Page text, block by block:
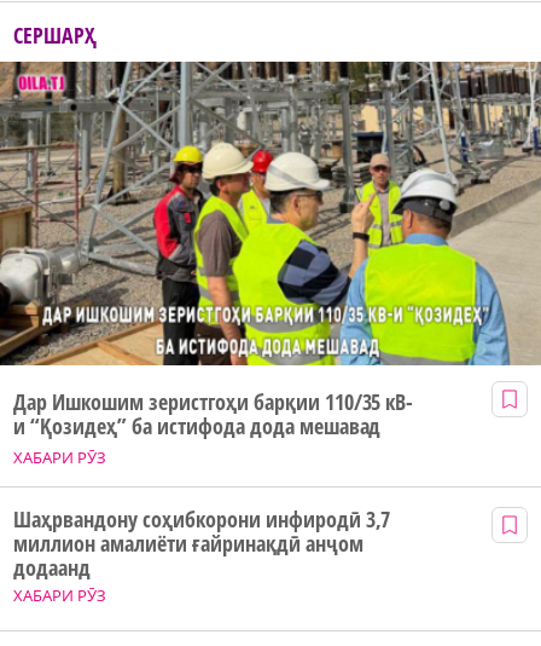
СЕРШАРҲ
ХАБАРИ РӮЗ
Дар Ишкошим зеристгоҳи барқии 110/35 кВ-
и “Қозидеҳ” ба истифода дода мешавад
ХАБАРИ РӮЗ
Шаҳрвандону соҳибкорони инфиродӣ 3,7
миллион амалиёти ғайринақдӣ анҷом
додаанд